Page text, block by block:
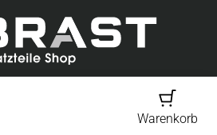
Warenkorb